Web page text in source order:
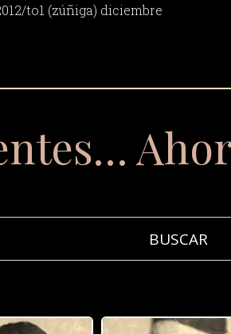
to1 (zúñiga) diciembre